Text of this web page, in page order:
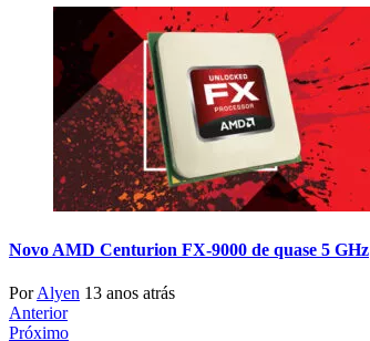
Novo AMD Centurion FX-9000 de quase 5 GHz
PorAlyen 13 anos atrás
Anterior
Próximo